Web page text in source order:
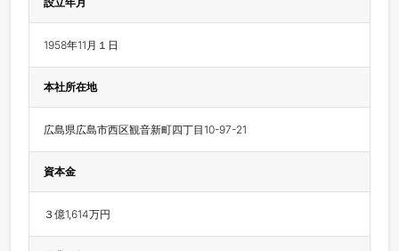
1958年11月１日
本社所在地
広島県広島市西区観音新町四丁目10-97-21
資本金
３億1,614万円